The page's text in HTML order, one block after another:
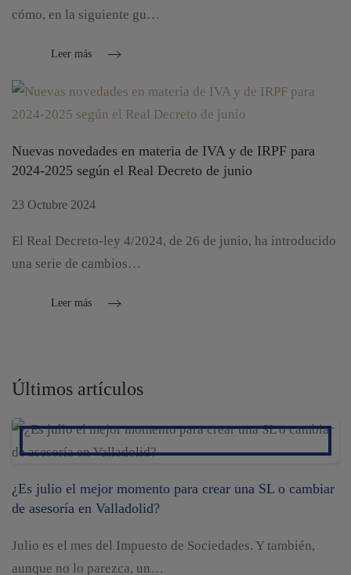
cómo, en la siguiente gu…
Leer más
Nuevas novedades en materia de IVA y de IRPF para
2024-2025 según el Real Decreto de junio
23 Octubre 2024
El Real Decreto-ley 4/2024, de 26 de junio, ha introducido
una serie de cambios…
Leer más
Últimos artículos
¿Es julio el mejor momento para crear una SL o cambiar
de asesoría en Valladolid?
Julio es el mes del Impuesto de Sociedades. Y también,
aunque no lo parezca, un…